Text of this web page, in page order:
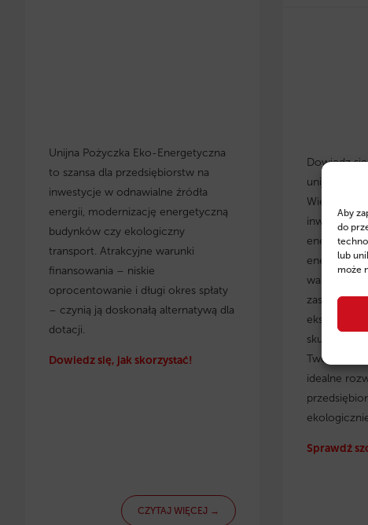
Aby
do
lub
może
Unijna Pożyczka Eko-Energetyczna
to szansa dla przedsiębiorstw na
inwestycje w odnawialne źródła
energii, modernizację energetyczną
budynków czy ekologiczny
transport. Atrakcyjne warunki
finansowania – niskie
oprocentowanie i długi okres spłaty
– czynią ją doskonałą alternatywą dla
dotacji.
Dowiedz się, jak skorzystać!
CZYTAJ WIĘCEJ →
Dowiedz
unijnych
Wielkopolsce
inwestycje
warunki
eksperci
skutecznie
Twojej
idealne
Sprawdź